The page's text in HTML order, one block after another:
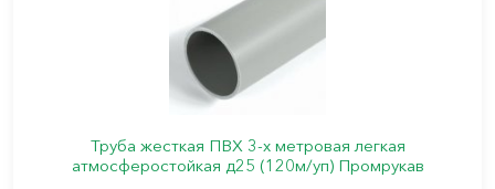
Труба жесткая ПВХ 3-х метровая легкая
атмосферостойкая д25 (120м/уп) Промрукав